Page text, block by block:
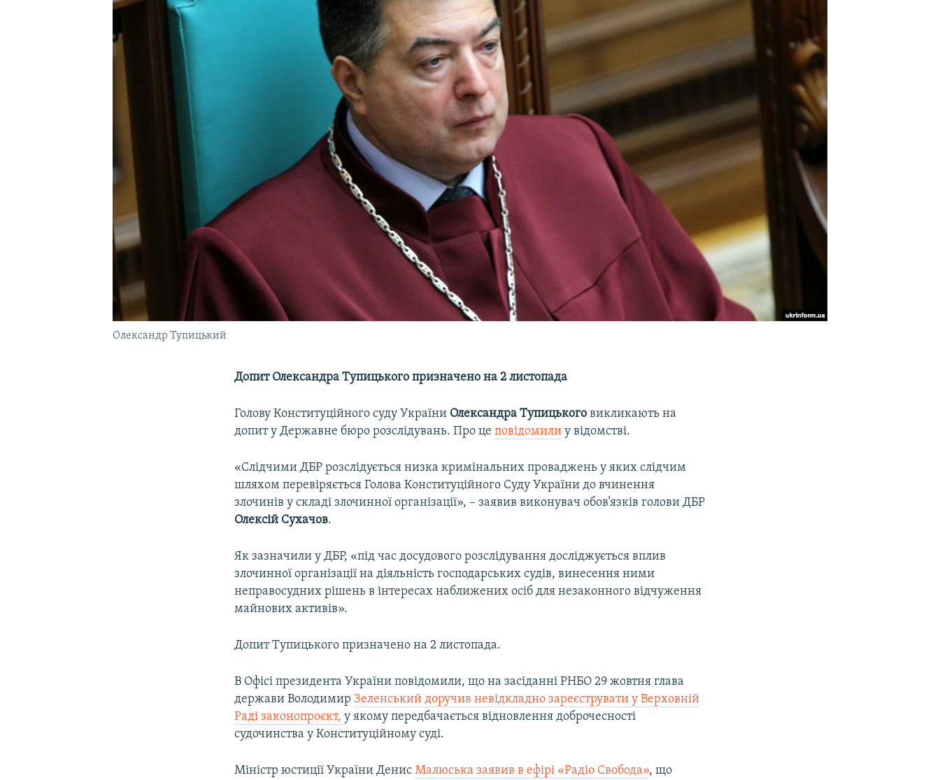
Олександр Тупицький
Допит Олександра Тупицького призначено на 2 листопада
Голову Конституційного суду України Олександра Тупицького викликають на
допит у Державне бюро розслідувань. Про цеповідомили у відомстві.
«Слідчими ДБР розслідується низка кримінальних проваджень у яких слідчим
шляхом перевіряється Голова Конституційного Суду України до вчинення
злочинів у складі злочинної організації», – заявив виконувач обов’язків голови ДБР
Олексій Сухачов.
Як зазначили у ДБР, «під час досудового розслідування досліджується вплив
злочинної організації на діяльність господарських судів, винесення ними
неправосудних рішень в інтересах наближених осіб для незаконного відчуження
майнових активів».
Допит Тупицького призначено на 2 листопада.
В Офісі президента України повідомили, що на засіданні РНБО 29 жовтня глава
держави Володимир Зеленський доручив невідкладно зареєструвати у Верховній
Раді законопроєкт, у якому передбачається відновлення доброчесності
судочинства у Конституційному суді.
Міністр юстиції України ДенисМалюська заявив в ефірі «Радіо Свобода», що